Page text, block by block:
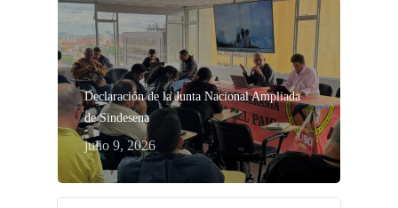
Declaración de la Junta Nacional Ampliada
de Sindesena
julio 9, 2026